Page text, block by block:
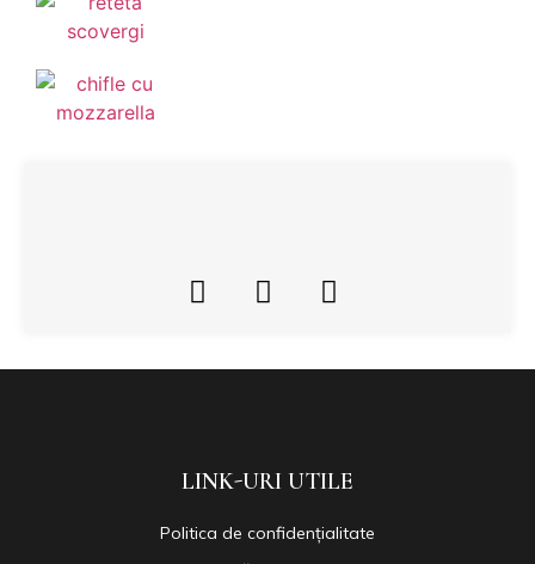
LINK-URI UTILE
Politica de confidențialitate